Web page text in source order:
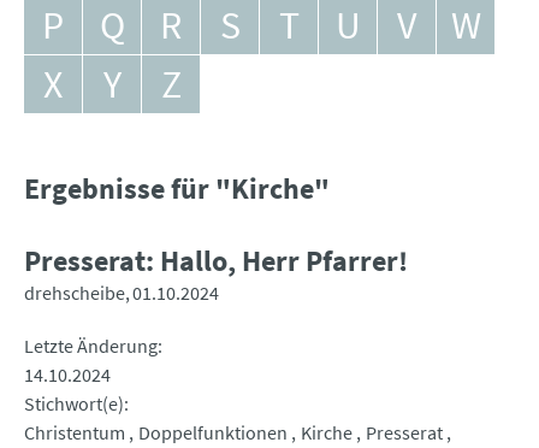
P
Q R S T U V
W
X
Y Z
Ergebnisse für "Kirche"
Presserat: Hallo, Herr Pfarrer!
drehscheibe 01.10.2024
Letzte Änderung
14.10.2024
Stichwort(e)
Christentum
Doppelfunktionen Kirche Presserat